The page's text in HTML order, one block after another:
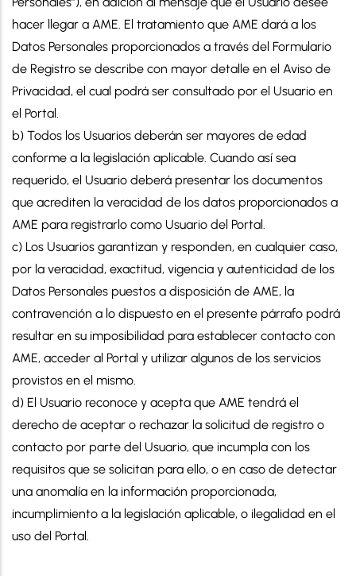
hacer llegar a AME. El tratamiento que AME dará a los
Datos Personales proporcionados a través del Formulario
de Registro se describe con mayor detalle en el Aviso de
Privacidad, el cual podrá ser consultado por el Usuario en
el Portal.
b) Todos los Usuarios deberán ser mayores de edad
conforme a la legislación aplicable. Cuando así sea
requerido, el Usuario deberá presentar los documentos
que acrediten la veracidad de los datos proporcionados a
AME para registrarlo como Usuario del Portal.
c) Los Usuarios garantizan y responden, en cualquier caso,
por la veracidad, exactitud, vigencia y autenticidad de los
Datos Personales puestos a disposición de AME, la
contravención a lo dispuesto en el presente párrafo podrá
resultar en su imposibilidad para establecer contacto con
AME, acceder al Portal y utilizar algunos de los servicios
provistos en el mismo.
d) El Usuario reconoce y acepta que AME tendrá el
derecho de aceptar o rechazar la solicitud de registro o
contacto por parte del Usuario, que incumpla con los
requisitos que se solicitan para ello, o en caso de detectar
una anomalía en la información proporcionada,
incumplimiento a la legislación aplicable, o ilegalidad en el
uso del Portal.